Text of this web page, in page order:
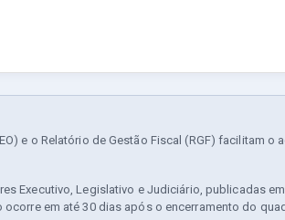
e o Relatório de Gestão Fiscal (RGF)
Executivo, Legislativo e Judiciário, publicadas
em até 30 dias após o encerramento do